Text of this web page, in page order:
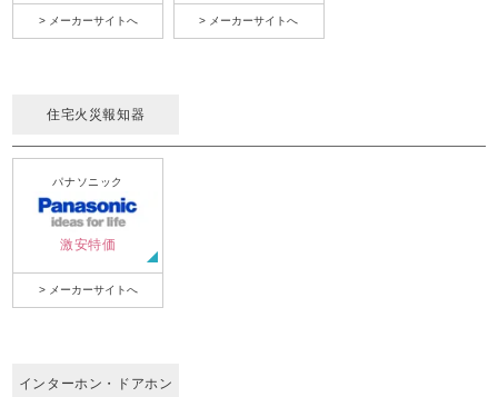
> メーカーサイトへ > メーカーサイトへ
住宅火災報知器
パナソニック
激安特価
> メーカーサイトへ
インターホン・ドアホン